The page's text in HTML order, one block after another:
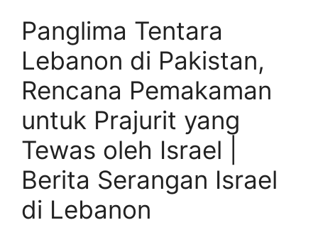
Panglima Tentara
Lebanon di Pakistan,
Rencana Pemakaman
untuk Prajurit yang
Tewas oleh Israel |
Berita Serangan Israel
di Lebanon